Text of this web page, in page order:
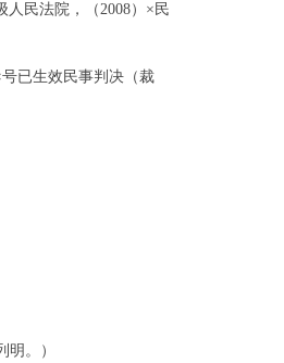
民法院，（2008）×民
已生效民事判决（裁
。）